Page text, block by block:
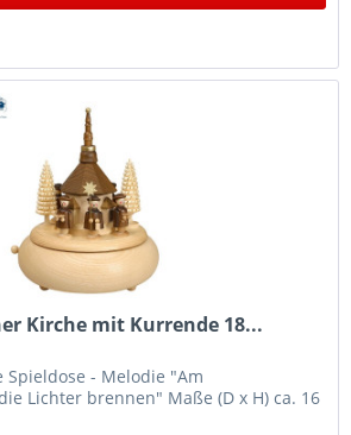
Kirche mit Kurrende 18...
- Melodie "Am
Lichter brennen" Maße (D x H) ca. 16